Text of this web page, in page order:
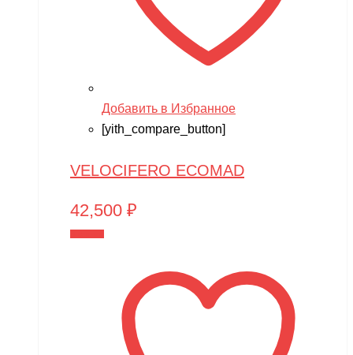
Добавить в Избранное
[yith_compare_button]
VELOCIFERO ECOMAD
42,500 ₽